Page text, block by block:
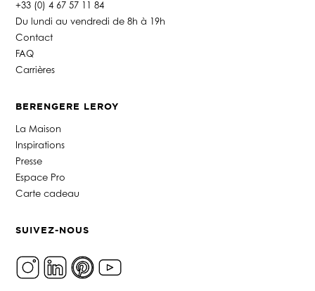
+33 (0) 4 67 57 11 84
Du lundi au vendredi de 8h à 19h
Contact
FAQ
Carrières
BERENGERE LEROY
La Maison
Inspirations
Presse
Espace Pro
Carte cadeau
SUIVEZ-NOUS